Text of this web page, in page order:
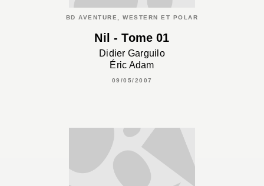
BD AVENTURE, WESTERN ET POLAR
Nil - Tome 01
Didier Garguilo
Éric Adam
09/05/2007